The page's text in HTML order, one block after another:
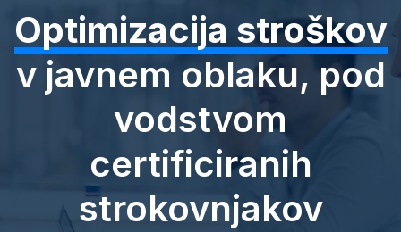
Optimizacija stroškov
v javnem oblaku, pod
vodstvom
certificiranih
strokovnjakov